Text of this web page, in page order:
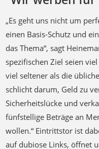
einen Basis-Schutz und
das Thema“, sagt
spezifischen Ziel seien
viel seltener als die
schlicht darum, Geld zu
Sicherheitslücke und
fünfstellige Beträge an
wollen.“ Eintrittstor ist
auf dubiose Links, öffnet